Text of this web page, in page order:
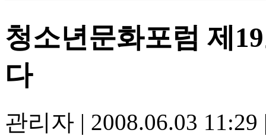
청소년문화포럼 제
다
관리자 | 2008.06.03 11:29